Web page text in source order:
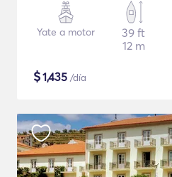
Yate a motor
39 ft
12 m
$1,435 /día